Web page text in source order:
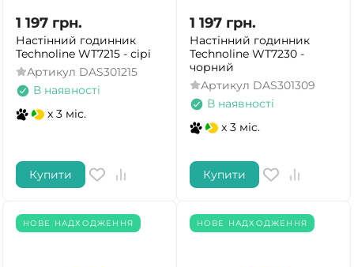
1 197 грн.
Настінний годинник
Technoline WT7215 - сірі
Артикул DAS301215
В наявності
x 3 міс.
Купити
1 197 грн.
Настінний годинник
Technoline WT7230 -
чорний
Артикул DAS301309
В наявності
x 3 міс.
Купити
НОВЕ НАДХОДЖЕННЯ НОВЕ НАДХОДЖЕННЯ